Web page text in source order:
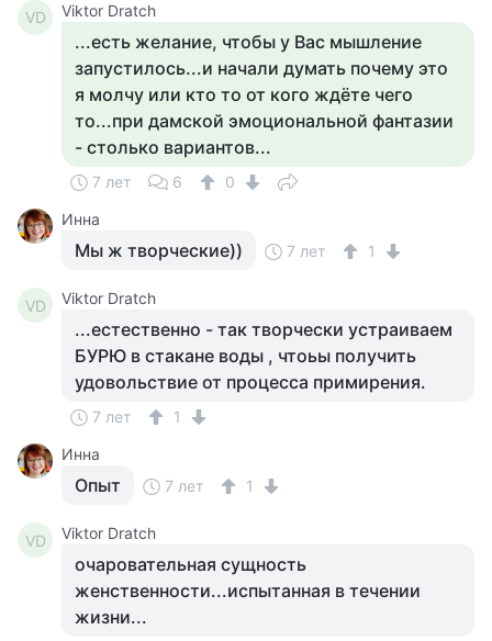
VD Viktor Dratch
...есть желание, чтобы у Вас мышление
запустилось...и начали думать почему это
я молчу или кто то от кого ждёте чего
то...при дамской эмоциональной фантазии
- столько вариантов...
7 лет 6
0
Инна
Мы ж творческие)) 7 лет 1
VD Viktor Dratch
...естественно - так творчески устраиваем
БУРЮ в стакане воды , чтоьы получить
удовольствие от процесса примирения.
7 лет
1
Инна
Опыт 7 лет 1
VD Viktor Dratch
очаровательная сущность
женственности...испытанная в течении
жизни...